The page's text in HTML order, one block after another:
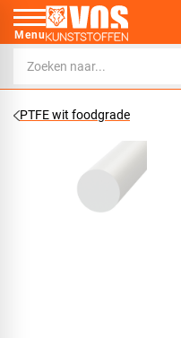
Menu
PTFE wit foodgrade